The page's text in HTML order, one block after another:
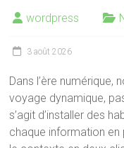
wordpress
3 août 2026
Dans l’ère numérique,
voyage dynamique,
s’agit d’installer des
chaque information en